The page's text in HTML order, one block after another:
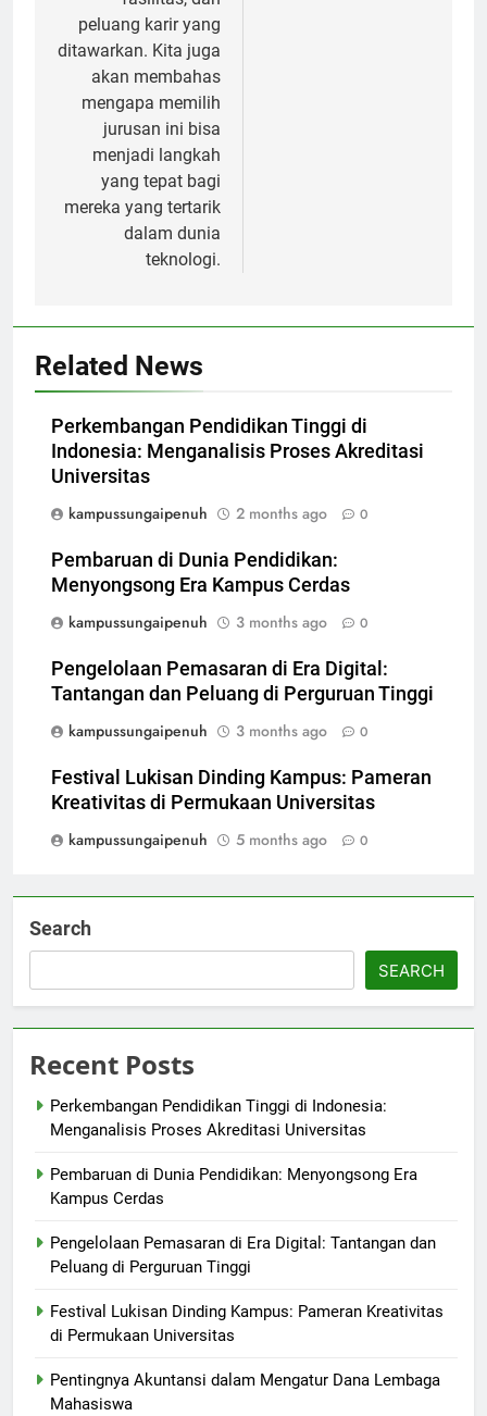
peluang karir yang
ditawarkan. Kita juga
akan membahas
mengapa memilih
jurusan ini bisa
menjadi langkah
yang tepat bagi
mereka yang tertarik
dalam dunia
teknologi.
Related News
Perkembangan Pendidikan Tinggi di
Indonesia: Menganalisis Proses Akreditasi
Universitas
kampussungaipenuh
2 months ago 0
Pembaruan di Dunia Pendidikan:
Menyongsong Era Kampus Cerdas
kampussungaipenuh
3 months ago 0
Pengelolaan Pemasaran di Era Digital:
Tantangan dan Peluang di Perguruan Tinggi
kampussungaipenuh
3 months ago 0
Festival Lukisan Dinding Kampus: Pameran
Kreativitas di Permukaan Universitas
kampussungaipenuh
5 months ago 0
Search
SEARCH
Recent Posts
Perkembangan Pendidikan Tinggi di Indonesia:
Menganalisis Proses Akreditasi Universitas
Pembaruan di Dunia Pendidikan: Menyongsong Era
Kampus Cerdas
Pengelolaan Pemasaran di Era Digital: Tantangan dan
Peluang di Perguruan Tinggi
Festival Lukisan Dinding Kampus: Pameran Kreativitas
di Permukaan Universitas
Pentingnya Akuntansi dalam Mengatur Dana Lembaga
Mahasiswa